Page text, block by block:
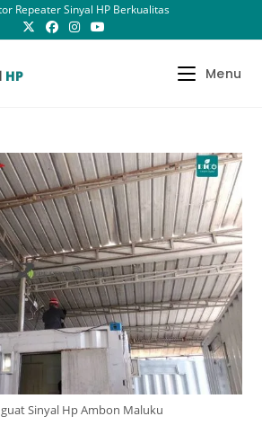
Repeater Sinyal HP Berkualitas
Menu
Sinyal Hp Ambon Maluku